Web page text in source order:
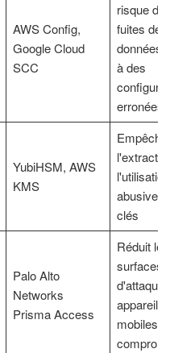
AWS Config,
Google Cloud
SCC
risque de
fuites de
données
à des
erronées
YubiHSM, AWS
KMS
Empêche
l'utilisation
abusive
clés
Palo Alto
Networks
Prisma Access
Réduit les
surfaces
d'attaque
appareils
mobiles